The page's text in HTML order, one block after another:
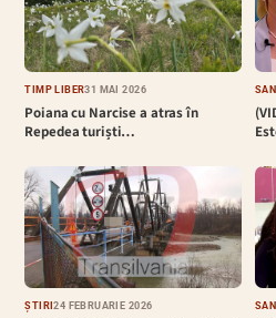
TIMP LIBER31 MAI 2026
Poiana cu Narcise a atras în
Repedea turiști…
ȘTIRI24 FEBRUARIE 2026